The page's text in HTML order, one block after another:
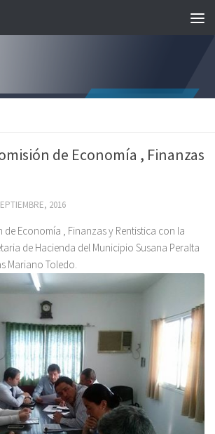
de Economía , Finanzas
2016
de Economía , Finanzas y Rentistica con la
de Hacienda del Municipio Susana Peralta
Mariano Toledo.